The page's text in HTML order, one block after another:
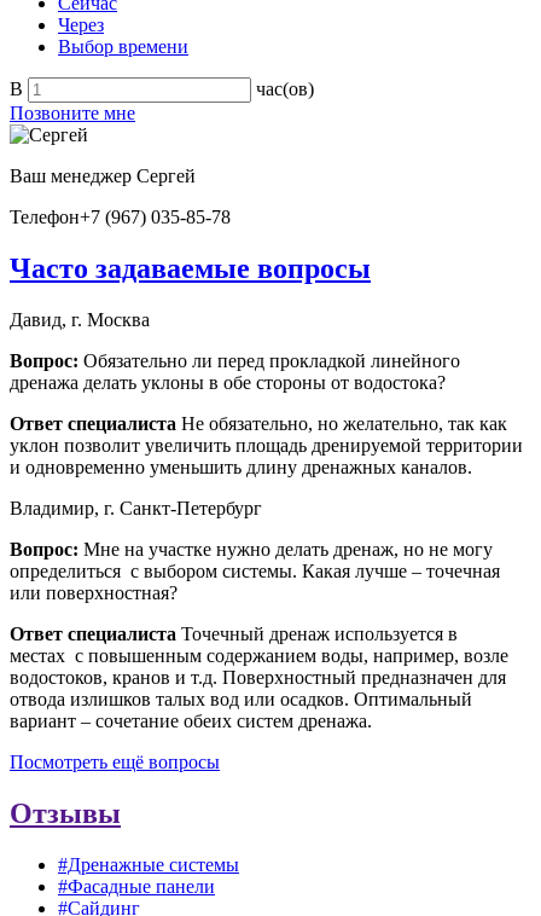
Через
Выбор времени
В
час(ов)
Позвоните мне
Ваш менеджер Сергей
Телефон+7 (967) 035-85-78
Часто задаваемые вопросы
Давид, г. Москва
Вопрос: Обязательно ли перед прокладкой линейного
дренажа делать уклоны в обе стороны от водостока?
Ответ специалиста Не обязательно, но желательно, так как
уклон позволит увеличить площадь дренируемой территории
и одновременно уменьшить длину дренажных каналов.
Владимир, г. Санкт-Петербург
Вопрос: Мне на участке нужно делать дренаж, но не могу
определиться с выбором системы. Какая лучше – точечная
или поверхностная?
Ответ специалиста Точечный дренаж используется в
местах с повышенным содержанием воды, например, возле
водостоков, кранов и т.д. Поверхностный предназначен для
отвода излишков талых вод или осадков. Оптимальный
вариант – сочетание обеих систем дренажа.
Посмотреть ещё вопросы
Отзывы
#Дренажные системы
#Фасадные панели
#Сайдинг